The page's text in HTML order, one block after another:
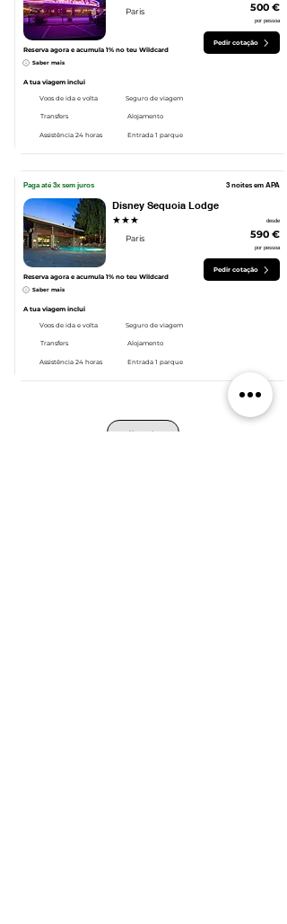
Paris 500 €
por pessoa
Reserva agora e acumula 1% no teu Wildcard
Pedir cotação
Saber mais
A tua viagem inclui
Voos de ida e volta
Seguro de viagem
Transfers Alojamento
Assistência 24 horas Entrada 1 parque
Paga até 3x sem juros 3 noites em APA
Disney Sequoia Lodge
Paris 590 €
por pessoa
Reserva agora e acumula 1% no teu Wildcard
Pedir cotação
Saber mais
A tua viagem inclui
Voos de ida e volta
Seguro de viagem
Transfers Alojamento
Assistência 24 horas Entrada 1 parque
★★★ desde
Ver mais